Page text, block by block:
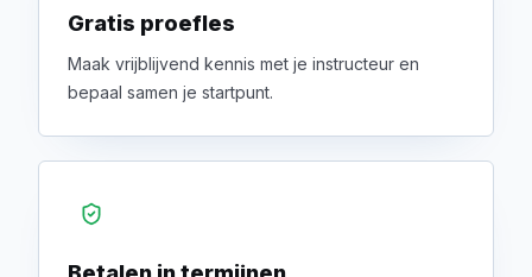
Gratis proefles
Maak vrijblijvend kennis met je instructeur en
bepaal samen je startpunt.